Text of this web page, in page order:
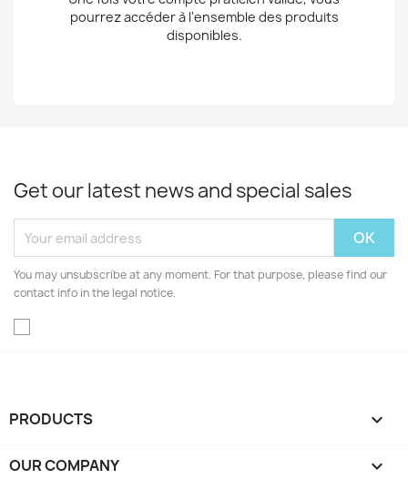
pourrez accéder à l'ensemble des produits
disponibles.
Get our latest news and special sales
You may unsubscribe at any moment. For that purpose, please find our
contact info in the legal notice.
PRODUCTS 
OUR COMPANY 